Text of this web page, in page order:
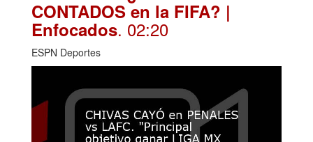
CONTADOS en la FIFA? |
Enfocados. 02:20
ESPN Deportes